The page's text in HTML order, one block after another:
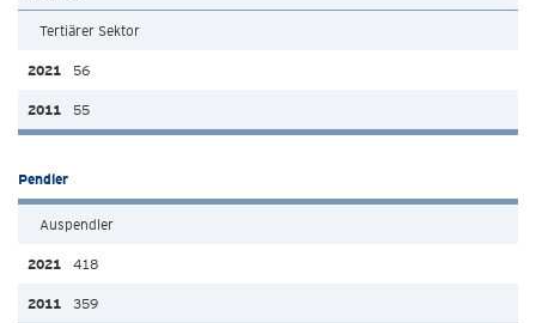
Tertiärer Sektor
56
55
Pendler
Auspendler
418
359